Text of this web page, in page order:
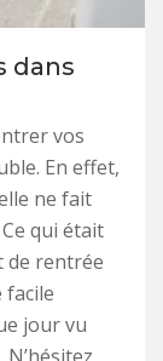
dans
vos
En effet,
ne fait
qui était
de rentrée
facile
jour vu